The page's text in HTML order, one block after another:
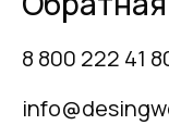
8 800 222 41